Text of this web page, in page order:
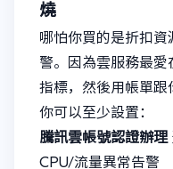
燒
哪怕你買的是折扣資
警。因為雲服務最
指標，然後用帳單跟
你可以至少設置：
騰訊雲帳號認證辦理
CPU/流量異常告警